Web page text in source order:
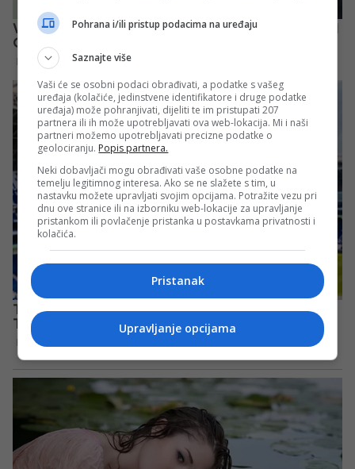
Pohrana i/ili pristup podacima na uređaju
Saznajte više
Vaši će se osobni podaci obrađivati, a podatke s vašeg
uređaja (kolačiće, jedinstvene identifikatore i druge podatke
uređaja) može pohranjivati, dijeliti te im pristupati 207
partnera ili ih može upotrebljavati ova web-lokacija. Mi i naši
partneri možemo upotrebljavati precizne podatke o
geolociranju. Popis partnera.
Neki dobavljači mogu obrađivati vaše osobne podatke na
temelju legitimnog interesa. Ako se ne slažete s tim, u
nastavku možete upravljati svojim opcijama. Potražite vezu pri
dnu ove stranice ili na izborniku web-lokacije za upravljanje
pristankom ili povlačenje pristanka u postavkama privatnosti i
kolačića.
Pristanak
Upravljanje opcijama